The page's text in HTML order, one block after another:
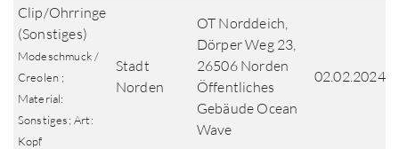
Clip/Ohrringe
(Sonstiges)
Modeschmuck /
Creolen ;
Material:
Sonstiges; Art:
Kopf
Stadt
Norden
OT Norddeich,
Dörper Weg 23,
26506 Norden
Öffentliches
Gebäude Ocean
Wave
02.02.2024